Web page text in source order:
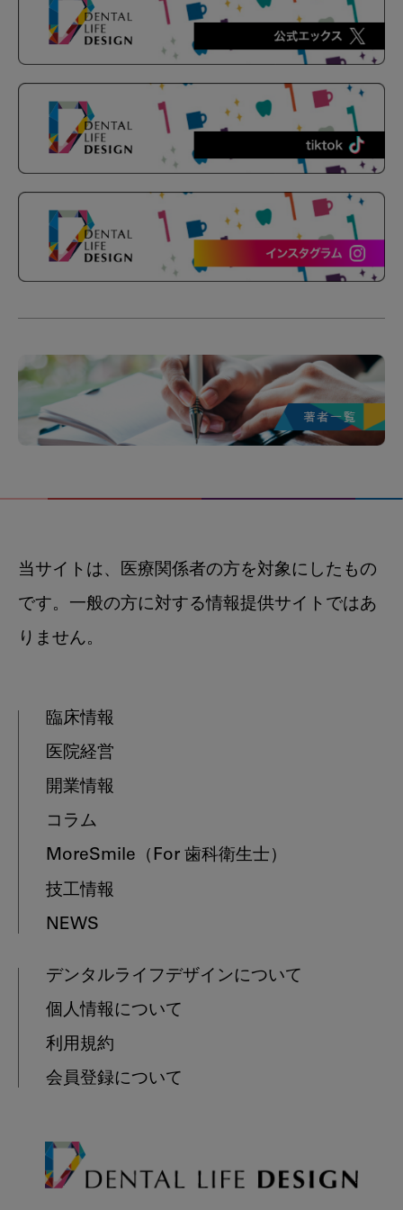
当サイトは、医療関係者の方を対象にしたもの
です。一般の方に対する情報提供サイトではあ
りません。
臨床情報
医院経営
開業情報
コラム
MoreSmile （For 歯科衛生士）
技工情報
NEWS
デンタルライフデザインについて
個人情報について
利用規約
会員登録について